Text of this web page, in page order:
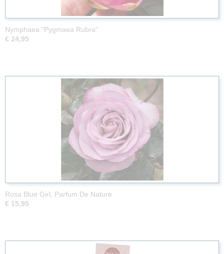
Nymphaea "Pygmaea Rubra"
€ 24,95
Rosa Blue Girl, Parfum De Nature
€ 15,95